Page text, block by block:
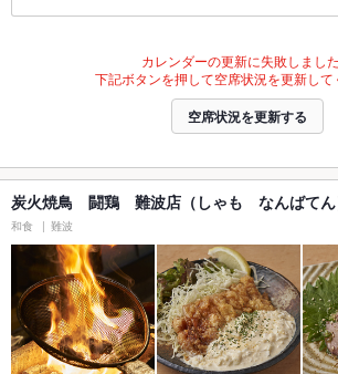
カレンダーの更新に失敗しました
下記ボタンを押して空席状況を更新して
空席状況を更新する
炭火焼鳥 闘鶏 難波店（しゃも なんばてん
和食 難波